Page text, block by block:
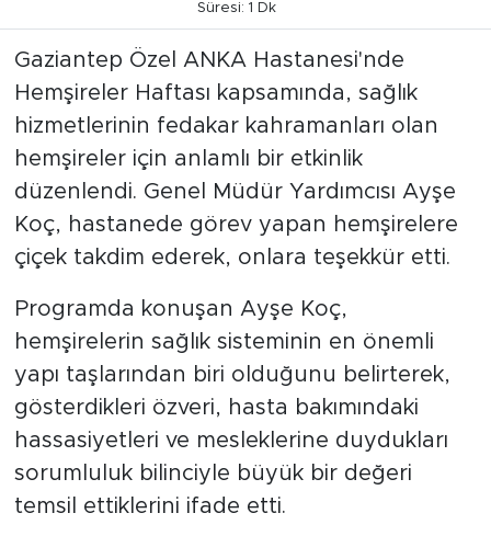
Süresi: 1 Dk
Gaziantep Özel ANKA Hastanesi'nde
Hemşireler Haftası kapsamında, sağlık
hizmetlerinin fedakar kahramanları olan
hemşireler için anlamlı bir etkinlik
düzenlendi. Genel Müdür Yardımcısı Ayşe
Koç, hastanede görev yapan hemşirelere
çiçek takdim ederek, onlara teşekkür etti.
Programda konuşan Ayşe Koç,
hemşirelerin sağlık sisteminin en önemli
yapı taşlarından biri olduğunu belirterek,
gösterdikleri özveri, hasta bakımındaki
hassasiyetleri ve mesleklerine duydukları
sorumluluk bilinciyle büyük bir değeri
temsil ettiklerini ifade etti.